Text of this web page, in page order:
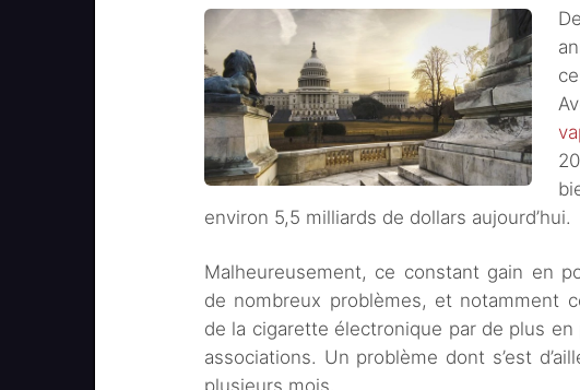
environ 5,5 milliards de dollars aujourd’hui.
Malheureusement, ce constant gain en
de nombreux problèmes, et notamment
de la cigarette électronique par de plus
associations. Un problème dont s’est
plusieurs mois.